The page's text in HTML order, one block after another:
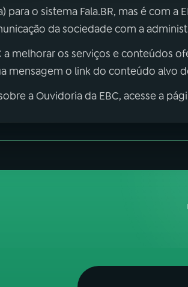
para o sistema Fala.BR, mas é com a
da sociedade com a
a melhorar os serviços e conteúdos
mensagem o link do conteúdo alvo
a Ouvidoria da EBC, acesse a